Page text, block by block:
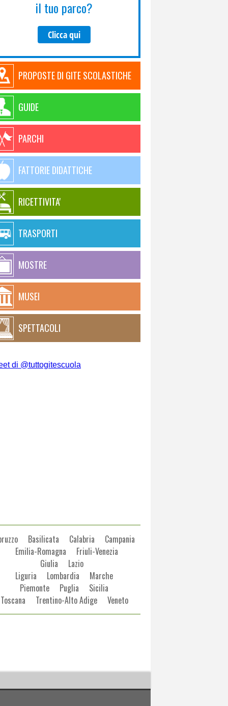
il tuo parco?
Clicca qui
PROPOSTE DI GITE SCOLASTICHE
GUIDE
PARCHI
FATTORIE DIDATTICHE
RICETTIVITA'
TRASPORTI
MOSTRE
MUSEI
SPETTACOLI
di @tuttogitescuola
Basilicata Calabria
Campania
Emilia-Romagna
Friuli-Venezia
Giulia
Lazio
Liguria
Lombardia
Marche
Piemonte
Puglia
Sicilia
Toscana
Trentino-Alto Adige Veneto